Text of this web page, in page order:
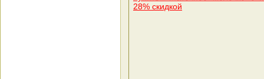
28% скидкой